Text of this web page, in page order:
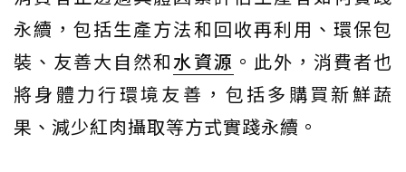
永續，包括生產方法和回收再利用、環保包
裝、友善大自然和水資源 。此外，消費者也
將身體力行環境友善，包括多購買新鮮蔬
果、減少紅肉攝取等方式實踐永續。